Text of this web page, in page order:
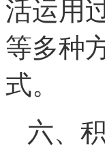
活运用
等多种
式。
六、